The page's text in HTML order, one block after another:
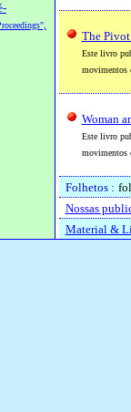
The
Este livro
movimentos
Woman
Este livro
movimentos
Folhetos :
Nossas
Material &